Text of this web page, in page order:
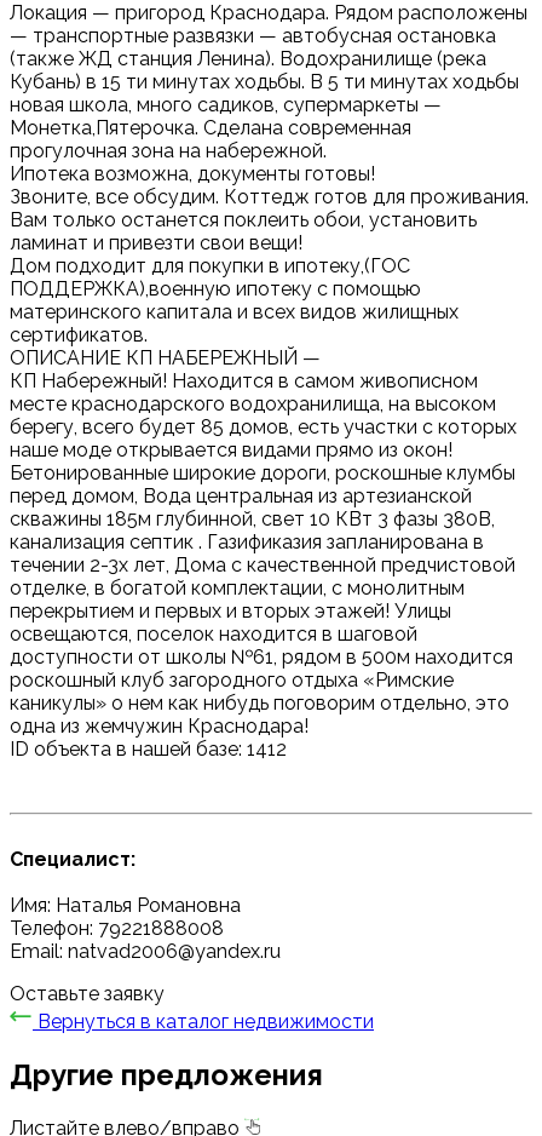
Локация — пригород Краснодара. Рядом расположены
— транспортные развязки — автобусная остановка
(также ЖД станция Ленина). Водохранилище (река
Кубань) в 15 ти минутах ходьбы. В 5 ти минутах ходьбы
новая школа, много садиков, супермаркеты —
Монетка,Пятерочка. Сделана современная
прогулочная зона на набережной.
Ипотека возможна, документы готовы!
Звоните, все обсудим. Коттедж готов для проживания.
Вам только останется поклеить обои, установить
ламинат и привезти свои вещи!
Дом подходит для покупки в ипотеку,(ГОС
ПОДДЕРЖКА),военную ипотеку с помощью
материнского капитала и всех видов жилищных
сертификатов.
ОПИСАНИЕ КП НАБЕРЕЖНЫЙ —
КП Набережный! Находится в самом живописном
месте краснодарского водохранилища, на высоком
берегу, всего будет 85 домов, есть участки с которых
наше моде открывается видами прямо из окон!
Бетонированные широкие дороги, роскошные клумбы
перед домом, Вода центральная из артезианской
скважины 185м глубинной, свет 10 КВт 3 фазы 380В,
канализация септик . Газификазия запланирована в
течении 2-3х лет, Дома с качественной предчистовой
отделке, в богатой комплектации, с монолитным
перекрытием и первых и вторых этажей! Улицы
освещаются, поселок находится в шаговой
доступности от школы №61, рядом в 500м находится
роскошный клуб загородного отдыха «Римские
каникулы» о нем как нибудь поговорим отдельно, это
одна из жемчужин Краснодара!
ID объекта в нашей базе: 1412
Специалист:
Имя: Наталья Романовна
Телефон: 79221888008
Email: natvad2006@yandex.ru
Оставьте заявку
Вернуться в каталог недвижимости
Другие предложения
Листайте влево/вправо